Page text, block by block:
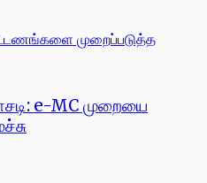
e-MC முறையை